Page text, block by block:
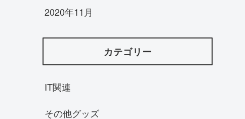
2020年11月
カテゴリー
IT関連
その他グッズ